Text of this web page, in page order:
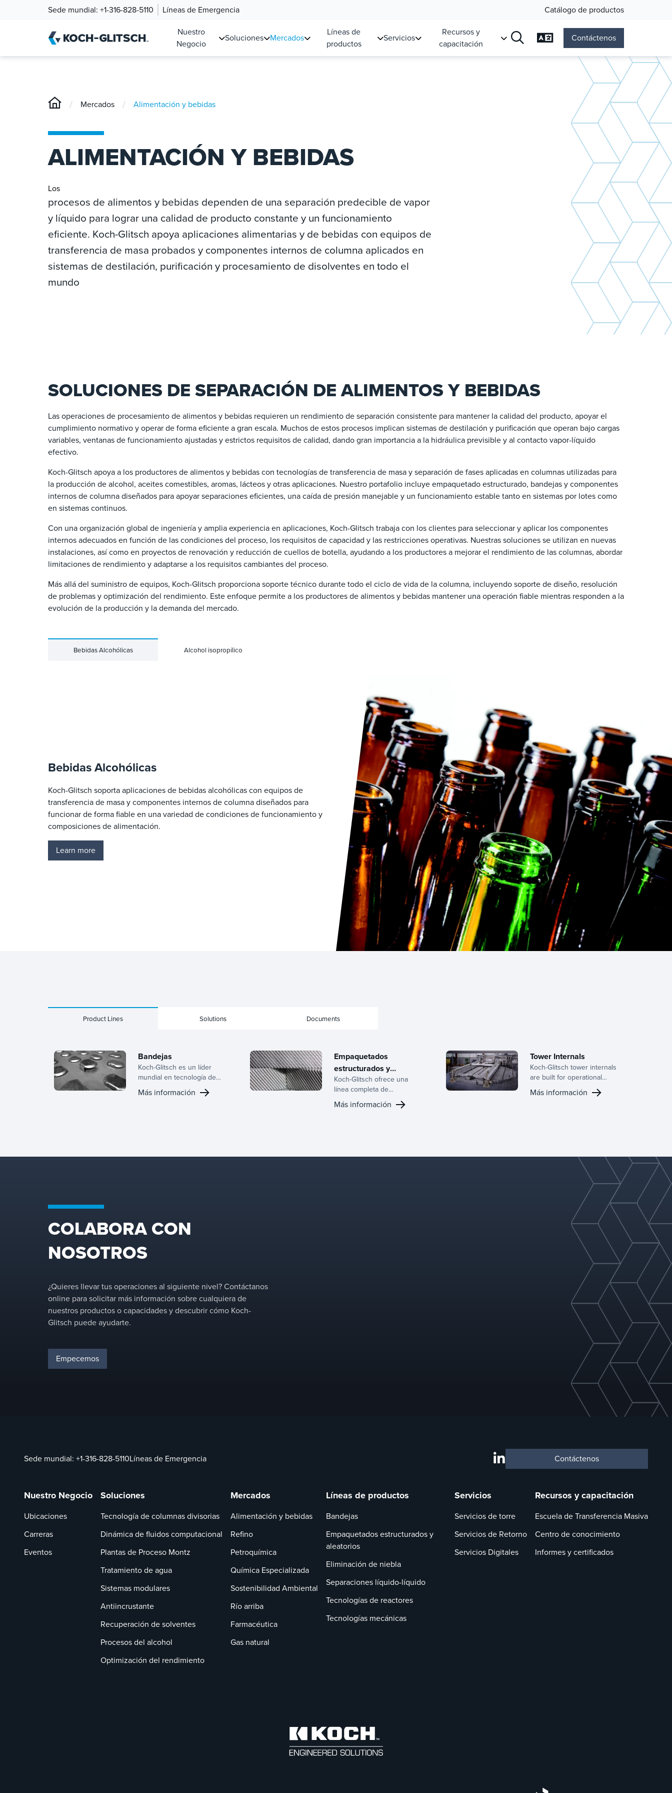
Sede mundial: +1-316-828-5110 Líneas de Emergencia
Catálogo de productos
Nuestro
Negocio
Soluciones Mercados
Líneas de
productos
Servicios
Recursos y
capacitación
Cambiar el idioma
Contáctenos
/ Mercados / Alimentación y bebidas
ALIMENTACIÓN Y BEBIDAS
Los
procesos de alimentos y bebidas dependen de una separación predecible de vapor
y líquido para lograr una calidad de producto constante y un funcionamiento
eficiente. Koch-Glitsch apoya aplicaciones alimentarias y de bebidas con equipos de
transferencia de masa probados y componentes internos de columna aplicados en
sistemas de destilación, purificación y procesamiento de disolventes en todo el
mundo
SOLUCIONES DE SEPARACIÓN DE ALIMENTOS Y BEBIDAS
Las operaciones de procesamiento de alimentos y bebidas requieren un rendimiento de separación consistente para mantener la calidad del producto, apoyar el
cumplimiento normativo y operar de forma eficiente a gran escala. Muchos de estos procesos implican sistemas de destilación y purificación que operan bajo cargas
variables, ventanas de funcionamiento ajustadas y estrictos requisitos de calidad, dando gran importancia a la hidráulica previsible y al contacto vapor-líquido
efectivo.
Koch-Glitsch apoya a los productores de alimentos y bebidas con tecnologías de transferencia de masa y separación de fases aplicadas en columnas utilizadas para
la producción de alcohol, aceites comestibles, aromas, lácteos y otras aplicaciones. Nuestro portafolio incluye empaquetado estructurado, bandejas y componentes
internos de columna diseñados para apoyar separaciones eficientes, una caída de presión manejable y un funcionamiento estable tanto en sistemas por lotes como
en sistemas continuos.
Con una organización global de ingeniería y amplia experiencia en aplicaciones, Koch-Glitsch trabaja con los clientes para seleccionar y aplicar los componentes
internos adecuados en función de las condiciones del proceso, los requisitos de capacidad y las restricciones operativas. Nuestras soluciones se utilizan en nuevas
instalaciones, así como en proyectos de renovación y reducción de cuellos de botella, ayudando a los productores a mejorar el rendimiento de las columnas, abordar
limitaciones de rendimiento y adaptarse a los requisitos cambiantes del proceso.
Más allá del suministro de equipos, Koch-Glitsch proporciona soporte técnico durante todo el ciclo de vida de la columna, incluyendo soporte de diseño, resolución
de problemas y optimización del rendimiento. Este enfoque permite a los productores de alimentos y bebidas mantener una operación fiable mientras responden a la
evolución de la producción y la demanda del mercado.
Bebidas Alcohólicas Alcohol isopropílico
Bebidas Alcohólicas
Koch-Glitsch soporta aplicaciones de bebidas alcohólicas con equipos de
transferencia de masa y componentes internos de columna diseñados para
funcionar de forma fiable en una variedad de condiciones de funcionamiento y
composiciones de alimentación.
Learn more
Product Lines Solutions Documents
Bandejas
Koch-Glitsch es un líder
mundial en tecnología de
bandejas, que ofrece una
amplia gama de diseños
proporcionamos la bandeja
Más información
Empaquetados
estructurados y
aleatorios
Koch-Glitsch ofrece una
línea completa de
empaquetados
estructurados y aleatorios,
equipo dedicado de I&D.
Más información
Tower Internals
Koch-Glitsch tower internals
are built for operational
efficiency, delivering
consistent performance and
Más información
COLABORA CON
NOSOTROS
¿Quieres llevar tus operaciones al siguiente nivel? Contáctanos
online para solicitar más información sobre cualquiera de
nuestros productos o capacidades y descubrir cómo Koch-
Glitsch puede ayudarte.
Empecemos
Sede mundial: +1-316-828-5110Líneas de Emergencia Contáctenos
Nuestro Negocio
Ubicaciones
Carreras
Eventos
Soluciones
Tecnología de columnas divisorias
Dinámica de fluidos computacional
Plantas de Proceso Montz
Tratamiento de agua
Sistemas modulares
Antiincrustante
Recuperación de solventes
Procesos del alcohol
Optimización del rendimiento
Mercados
Alimentación y bebidas
Refino
Petroquímica
Química Especializada
Sostenibilidad Ambiental
Río arriba
Farmacéutica
Gas natural
Líneas de productos
Bandejas
Empaquetados estructurados y
aleatorios
Eliminación de niebla
Separaciones líquido-líquido
Tecnologías de reactores
Tecnologías mecánicas
Servicios
Servicios de torre
Servicios de Retorno
Servicios Digitales
Recursos y capacitación
Escuela de Transferencia Masiva
Centro de conocimiento
Informes y certificados